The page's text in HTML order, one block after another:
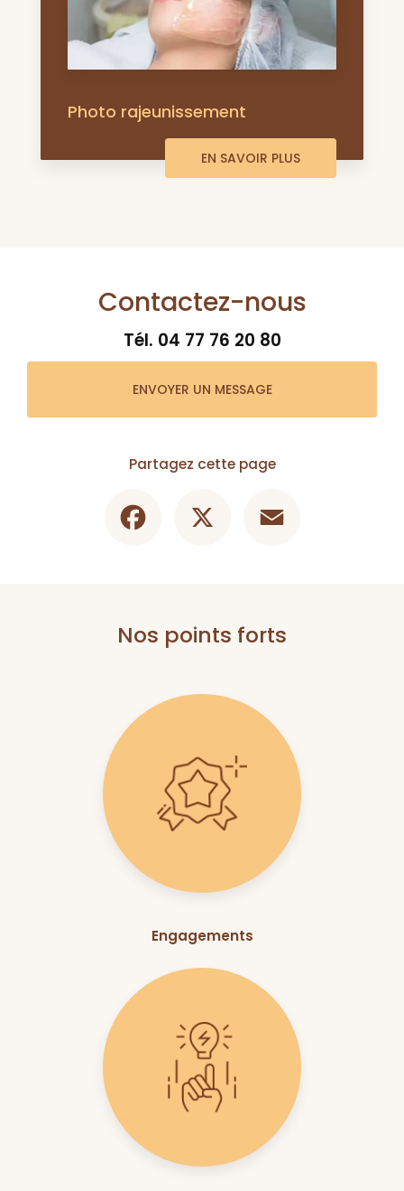
Photo rajeunissement
EN SAVOIR PLUS
Contactez-nous
Tél. 04 77 76 20 80
ENVOYER UN MESSAGE
Partagez cette page
Nos points forts
Engagements